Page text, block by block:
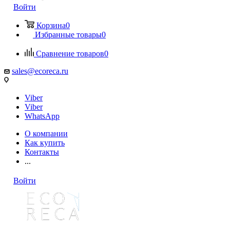
Войти
Корзина0
Избранные товары0
Сравнение товаров0
sales@ecoreca.ru
Viber
Viber
WhatsApp
О компании
Как купить
Контакты
...
Войти